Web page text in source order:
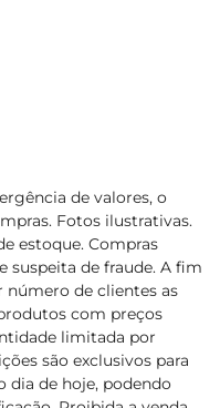
de valores, o
Fotos ilustrativas.
estoque. Compras
suspeita de fraude. A fim
número de clientes as
com preços
limitada por
são exclusivos para
dia de hoje, podendo